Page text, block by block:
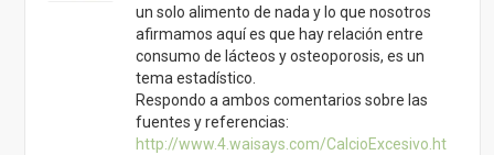
un solo alimento de nada y lo que nosotros
afirmamos aquí es que hay relación entre
consumo de lácteos y osteoporosis, es un
tema estadístico.
Respondo a ambos comentarios sobre las
fuentes y referencias:
http://www.4.waisays.com/CalcioExcesivo.ht